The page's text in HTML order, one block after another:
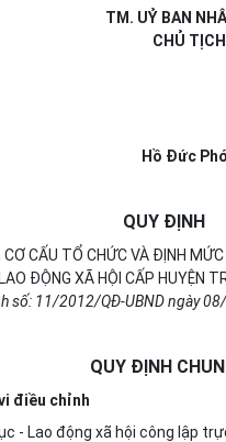
TM. UỶ BAN
CHỦ TỊCH
Hồ Đức
QUY ĐỊNH
CẤU TỔ CHỨC VÀ ĐỊNH
ĐỘNG XÃ HỘI CẤP HUYỆN
số: 11/2012/QĐ-UBND ngày
QUY ĐỊNH
điều chỉnh
- Lao động xã hội công lập